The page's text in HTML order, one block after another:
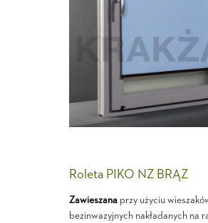
Roleta PIKO NZ BRĄZ
Zawieszanaprzy użyciu
bezinwazyjnych nakładanych na